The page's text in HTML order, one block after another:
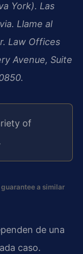
York). Las
Llame al
Law Offices
Avenue, Suite
of
a similar
de una
caso.